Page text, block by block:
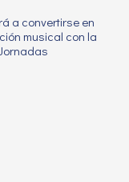
a convertirse en
musical con la